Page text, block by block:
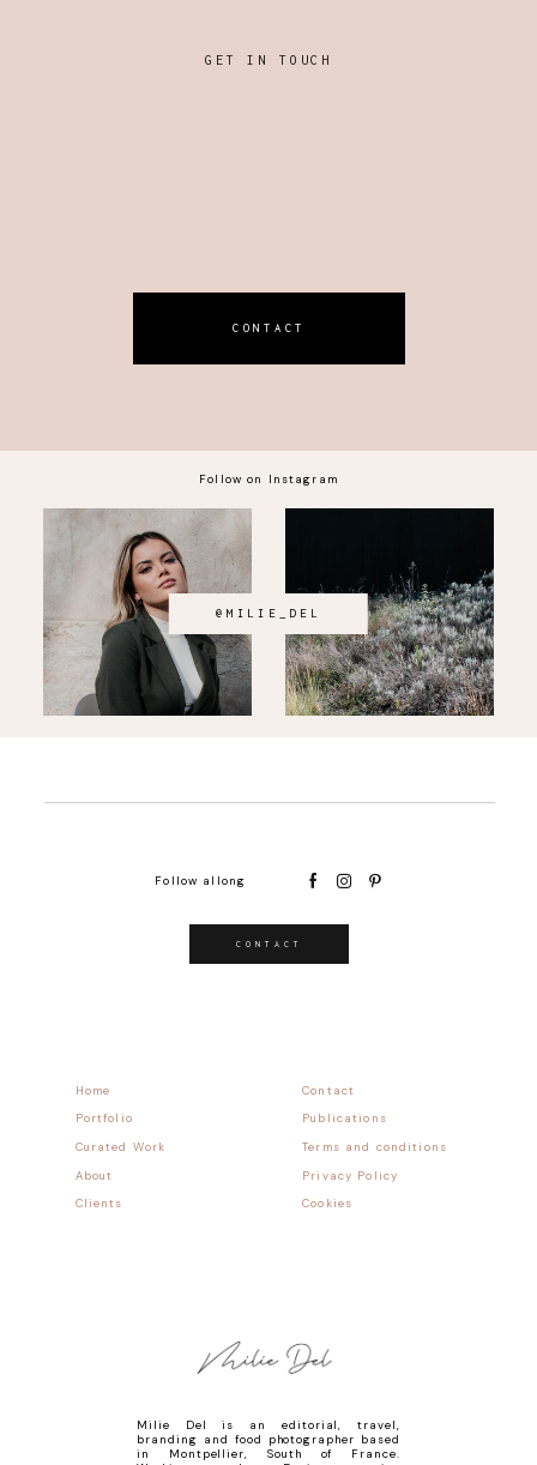
GET IN TOUCH
CONTACT
Follow on Instagram
@MILIE_DEL
Contact
Home
Follow allong
Publications
Portfolio
Milie Del is an editorial, travel,
branding and food photographer based
in Montpellier, South of France.
Terms and conditions
Curated Work
CONTACT
Privacy Policy
About
Cookies
Clients